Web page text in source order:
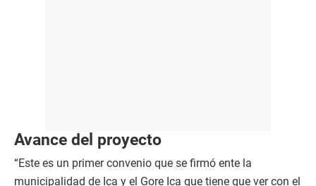
Avance del proyecto
“Este es un primer convenio que se firmó ente la
municipalidad de Ica y el Gore Ica que tiene que ver con el